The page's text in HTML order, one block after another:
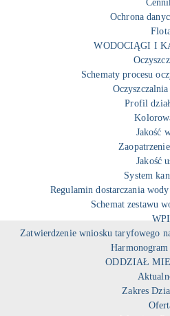
Ochrona
WODOCIĄGI I
Schematy procesu
Profil
Jakość
Jakość
System
Regulamin dostarczania
Schemat zestawu
WPI
Zatwierdzenie wniosku taryfowego
ODDZIAŁ
Zakres